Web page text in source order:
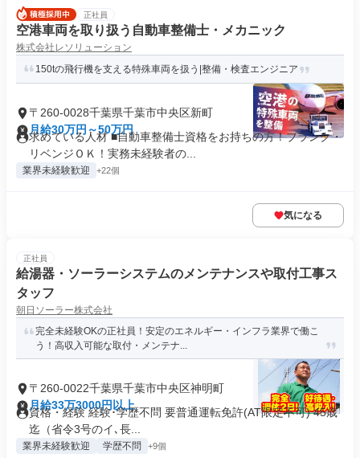
正社員
空港車両を取り扱う自動車整備士・メカニック
株式会社レソリューション
150tの飛行機を支える特殊車両を扱う|整備・検査エンジニア
〒260-0028千葉県千葉市中央区新町
月給30万円～50万円
求めている人材 ■自動車整備士資格をお持ちの方！ブランク・
リベンジＯＫ！実務未経験者の...
業界未経験歓迎 +22個
気になる
正社員
給湯器・ソーラーシステムのメンテナンスや取付工事ス
タッフ
朝日ソーラー株式会社
完全未経験OKの正社員！安定のエネルギー・インフラ業界で働こ
う！高収入可能な取付・メンテナ...
〒260-0022千葉県千葉市中央区神明町
月給33万3000円以上
資格・経験 経験･学歴不問 要普通運転免許(AT限定不可) 45歳
迄（省令3号のイ､長...
業界未経験歓迎 学歴不問 +9個